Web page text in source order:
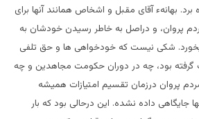
بهانهء آقای مقبل و اشخاص همانند آنها برای
پروان، و دراصل به خاطر رسیدن خودشان به
شکی نیست که خودخواهی ها و حق تلفی
بود، چه در دوران حکومت مجاهدین و چه
پروان درزمان تقسیم امتیازات همیشه
جایگاهی داده نشده. این درحالی بود که بار